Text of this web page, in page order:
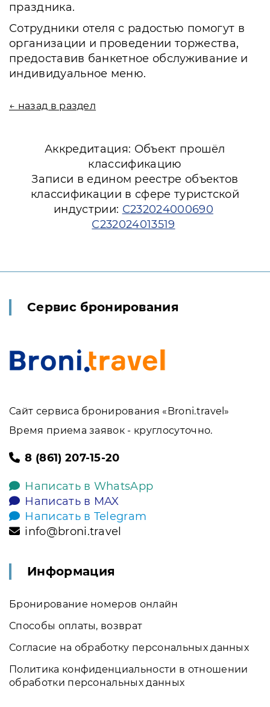
праздника.
Сотрудники отеля с радостью помогут в
организации и проведении торжества,
предоставив банкетное обслуживание и
индивидуальное меню.
← назад в раздел
Аккредитация: Объект прошёл
классификацию
Записи в едином реестре объектов
классификации в сфере туристской
индустрии: С232024000690
С232024013519
Сервис бронирования
Сайт сервиса бронирования «Broni.travel»
Время приема заявок - круглосуточно.
8 (861) 207-15-20
Написать в WhatsApp
Написать в MAX
Написать в Telegram
info@broni.travel
Информация
Бронирование номеров онлайн
Способы оплаты, возврат
Согласие на обработку персональных данных
Политика конфиденциальности в отношении
обработки персональных данных